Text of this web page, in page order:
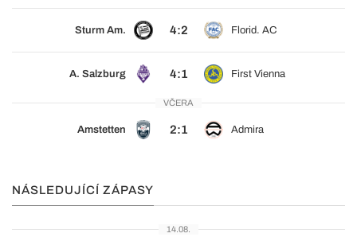
Sturm Am. 4:2 Florid. AC
A. Salzburg 4:1 First Vienna
VČERA
Amstetten 2:1 Admira
NÁSLEDUJÍCÍ ZÁPASY
14.08.